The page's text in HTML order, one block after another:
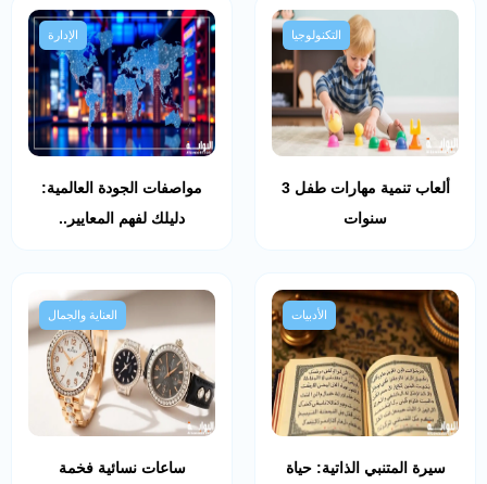
التكنولوجيا
ألعاب تنمية مهارات طفل 3
سنوات
الإدارة
مواصفات الجودة العالمية:
دليلك لفهم المعايير..
الأدبيات
سيرة المتنبي الذاتية: حياة
العناية والجمال
ساعات نسائية فخمة